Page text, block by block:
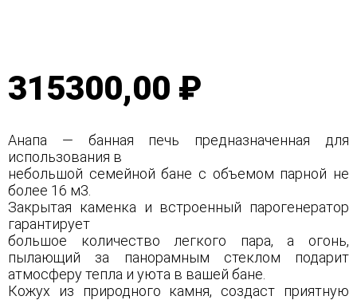
315300,00 ₽
Анапа — банная печь предназначенная для
использования в
небольшой семейной бане с объемом парной не
более 16 м3.
Закрытая каменка и встроенный парогенератор
гарантирует
большое количество легкого пара, а огонь,
пылающий за панорамным стеклом подарит
атмосферу тепла и уюта в вашей бане.
Кожух из природного камня, создаст приятную